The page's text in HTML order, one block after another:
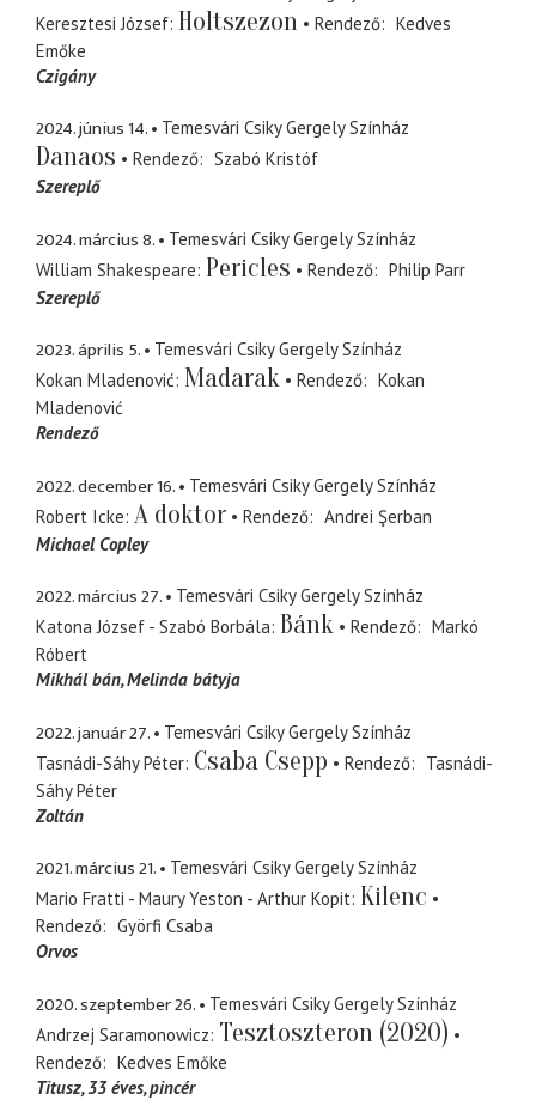
Keresztesi József Holtszezon Rendező
Kedves
Emőke
Czigány
2024. június 14. Temesvári Csiky Gergely Színház
Danaos Rendező
Szabó Kristóf
Szereplő
2024. március 8.
Temesvári Csiky Gergely Színház
William Shakespeare Pericles Rendező
Philip Parr
Szereplő
2023. április 5.
Temesvári Csiky Gergely Színház
Kokan Mladenović Madarak Rendező
Kokan
Mladenović
Rendező
2022. december 16.
Temesvári Csiky Gergely Színház
Robert Icke A doktor Rendező
Andrei Şerban
Michael Copley
2022. március 27.
Temesvári Csiky Gergely Színház
Katona József - Szabó Borbála Bánk Rendező
Markó
Róbert
Mikhál bán Melinda bátyja
2022. január 27.
Temesvári Csiky Gergely Színház
Tasnádi-Sáhy Péter Csaba Csepp Rendező
Tasnádi-
Sáhy Péter
Zoltán
2021. március 21.
Temesvári Csiky Gergely Színház
Mario Fratti - Maury Yeston - Arthur Kopit Kilenc
Rendező
Györfi Csaba
Orvos
2020. szeptember 26.
Temesvári Csiky Gergely Színház
Andrzej Saramonowicz Tesztoszteron (2020)
Rendező
Kedves Emőke
Titusz 33 éves, pincér